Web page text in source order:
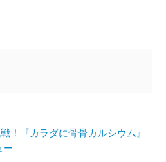
！『カラダに骨骨カルシウム』
ー